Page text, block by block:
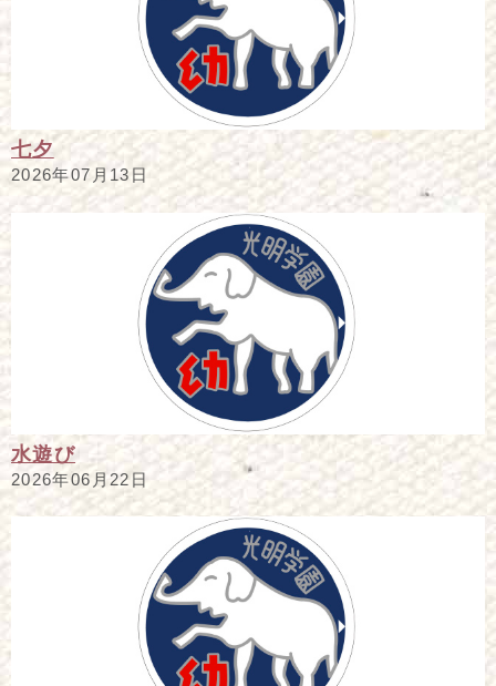
七夕
2026年07月13日
水遊び
2026年06月22日